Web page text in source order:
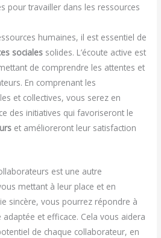
pour travailler dans les ressources
humaines, il est essentiel de
sociales solides. L’écoute active est
de comprendre les attentes et
En comprenant les
et collectives, vous serez en
des initiatives qui favoriseront le
et amélioreront leur satisfaction
est une autre
mettant à leur place et en
sincère, vous pourrez répondre à
et efficace. Cela vous aidera
de chaque collaborateur, en